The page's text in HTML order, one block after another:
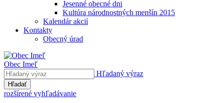
Jesenné obecné dni
Kultúra národnostných menšín 2015
Kalendár akcií
Kontakty
Obecný úrad
Obec Imeľ
Hľadaný výraz
Hľadať
rozšírené vyhľadávanie